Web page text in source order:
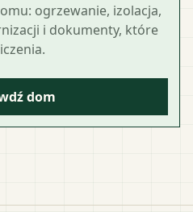
ogrzewanie, izolacja,
i dokumenty, które
dom